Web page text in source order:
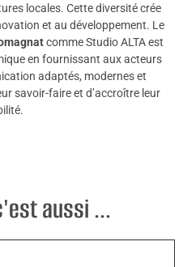
locales. Cette diversité crée
et au développement. Le
comme Studio ALTA est
en fournissant aux acteurs
adaptés, modernes et
savoir-faire et d’accroître leur
aussi ...